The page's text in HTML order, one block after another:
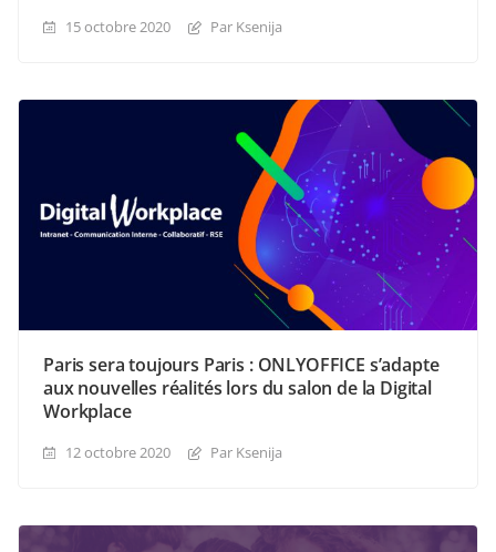
15 octobre 2020 Par Ksenija
Paris sera toujours Paris : ONLYOFFICE s’adapte
aux nouvelles réalités lors du salon de la Digital
Workplace
12 octobre 2020 Par Ksenija